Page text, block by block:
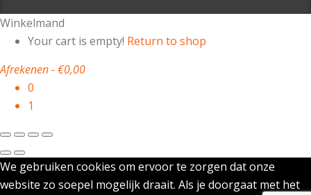
Winkelmand
Your cart is empty! Return to shop
Afrekenen-€0,00
0
1
We gebruiken cookies om ervoor te zorgen dat onze
website zo soepel mogelijk draait. Als je doorgaat met het